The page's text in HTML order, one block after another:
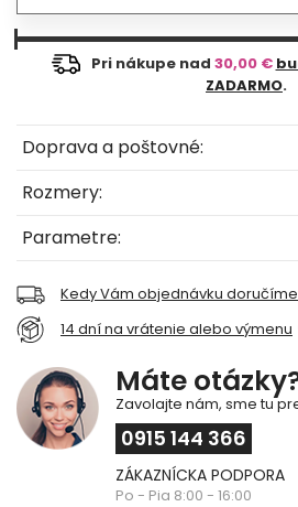
Pri nákupe nad 30,00 €
ZADARMO.
Doprava a poštovné:
Rozmery:
Parametre:
Kedy Vám objednávku
14 dní na vrátenie alebo výmenu
Máte
Zavolajte nám, sme tu
0915 144 366
ZÁKAZNÍCKA PODPORA
Po - Pia 8:00 - 16:00